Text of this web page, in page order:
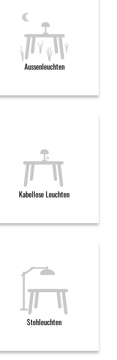
Aussenleuchten
Kabellose Leuchten
Stehleuchten